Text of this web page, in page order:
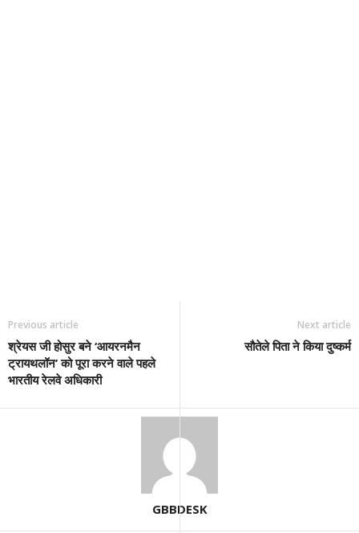
Previous article
श्रेयस जी होसुर बने ‘आयरनमैन
ट्रायथलॉन’ को पूरा करने वाले पहले
भारतीय रेलवे अधिकारी
Next article
सौतेले पिता ने किया दुष्‍कर्म
GBBDESK